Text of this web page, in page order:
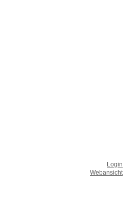
Login
Webansicht